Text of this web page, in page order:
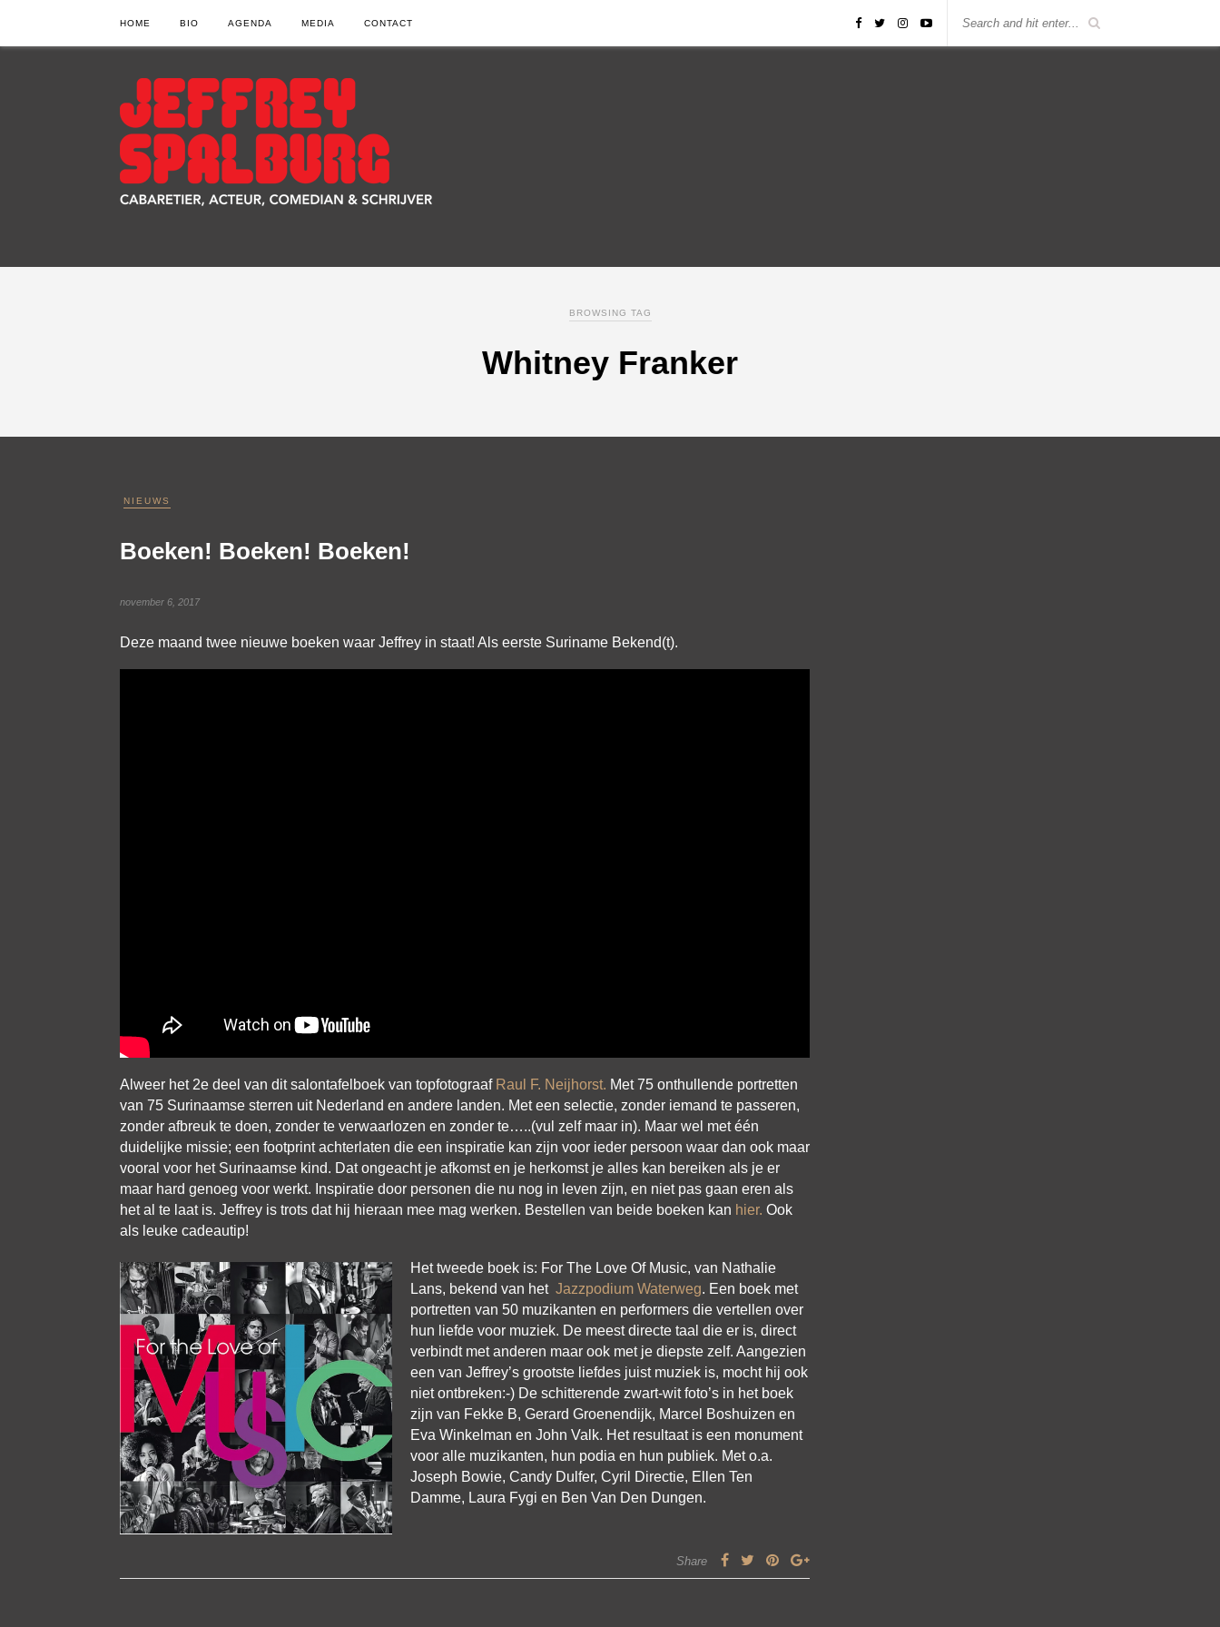
HOME BIO AGENDA MEDIA CONTACT
BROWSING TAG
Whitney Franker
NIEUWS
Boeken! Boeken! Boeken!
november 6, 2017
Deze maand twee nieuwe boeken waar Jeffrey in staat! Als eerste Suriname Bekend(t).
Alweer het 2e deel van dit salontafelboek van topfotograaf Raul F. Neijhorst. Met 75 onthullende portretten
van 75 Surinaamse sterren uit Nederland en andere landen. Met een selectie, zonder iemand te passeren,
zonder afbreuk te doen, zonder te verwaarlozen en zonder te…..(vul zelf maar in). Maar wel met één
duidelijke missie; een footprint achterlaten die een inspiratie kan zijn voor ieder persoon waar dan ook maar
vooral voor het Surinaamse kind. Dat ongeacht je afkomst en je herkomst je alles kan bereiken als je er
maar hard genoeg voor werkt. Inspiratie door personen die nu nog in leven zijn, en niet pas gaan eren als
het al te laat is. Jeffrey is trots dat hij hieraan mee mag werken. Bestellen van beide boeken kan hier. Ook
als leuke cadeautip!
Het tweede boek is: For The Love Of Music, van Nathalie
Lans, bekend van het Jazzpodium Waterweg. Een boek met
portretten van 50 muzikanten en performers die vertellen over
hun liefde voor muziek. De meest directe taal die er is, direct
verbindt met anderen maar ook met je diepste zelf. Aangezien
een van Jeffrey’s grootste liefdes juist muziek is, mocht hij ook
niet ontbreken:-) De schitterende zwart-wit foto’s in het boek
zijn van Fekke B, Gerard Groenendijk, Marcel Boshuizen en
Eva Winkelman en John Valk. Het resultaat is een monument
voor alle muzikanten, hun podia en hun publiek. Met o.a.
Joseph Bowie, Candy Dulfer, Cyril Directie, Ellen Ten
Damme, Laura Fygi en Ben Van Den Dungen.
Share